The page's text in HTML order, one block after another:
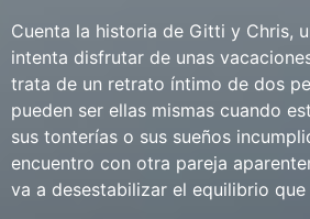
Cuenta la historia de Gitti y Chris,
intenta disfrutar de unas
trata de un retrato íntimo de dos
pueden ser ellas mismas cuando
sus tonterías o sus sueños
encuentro con otra pareja
va a desestabilizar el equilibrio